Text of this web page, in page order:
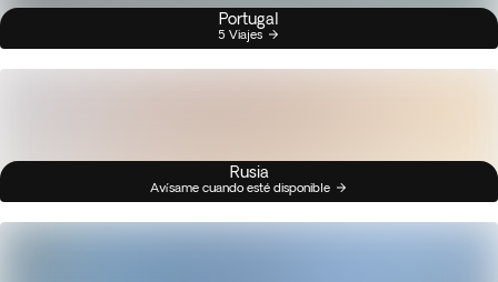
Portugal
5 Viajes
Rusia
Avísame cuando esté disponible